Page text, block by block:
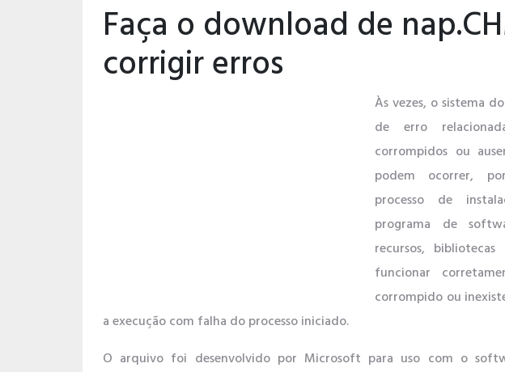
Faça o download de
corrigir erros
Às vezes, o sistema
de erro
corrompidos ou
podem ocorrer,
processo de
programa de
recursos,
funcionar
corrompido ou
a execução com falha do processo iniciado.
O arquivo foi desenvolvido por Microsoft para uso com o